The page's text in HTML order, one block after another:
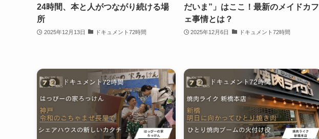
24時間、本と人がつながり続ける場
所
2025年12月13日 ドキュメント72時間
だいま”」はここ！最新のメイドカフ
ェ事情とは？
2025年12月6日 ドキュメント72時間